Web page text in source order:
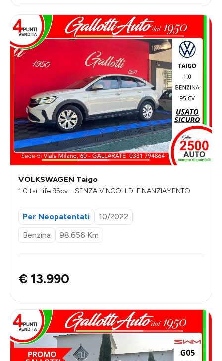
VOLKSWAGEN Taigo
1.0 tsi Life 95cv - SENZA VINCOLI DI FINANZIAMENTO
Per Neopatentati
10/2022
Benzina
98.656 Km
€ 13.990